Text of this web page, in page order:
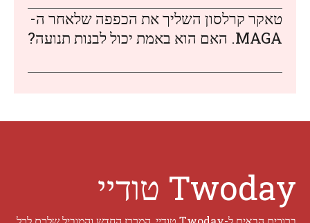
טאקר קרלסון השליך את הכפפה שלאחר ה-
MAGA. האם הוא באמת יכול לבנות תנועה?
Twoday טודיי